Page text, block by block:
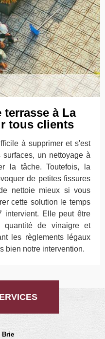
terrasse à La
tous clients
à supprimer et s'est
un nettoyage à
la tâche. Toutefois, la
de petites fissures
nettoie mieux si vous
cette solution le temps
intervient. Elle peut être
quantité de vinaigre et
les règlements légaux
bien notre intervention.
Brie